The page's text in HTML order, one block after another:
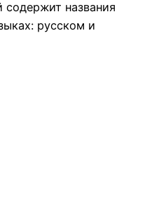
содержит названия
русском и